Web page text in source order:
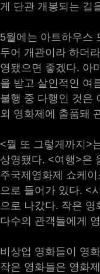
게 단관 개봉되는 길
5월에는 아트하우스
두어 개관이라 하더
영됐으면 좋겠다. 아
을 받고 살인적인 여
불행 중 다행인 것은
외 영화제에 출품돼
<뭘 또 그렇게까지>
상영됐다. <여행>은
주국제영화제 쇼케
으로 들어가 있다. <
으로 나갔다. 작은
다수의 관객들에게
비상업 영화들이 영
작은 영화들은 영화